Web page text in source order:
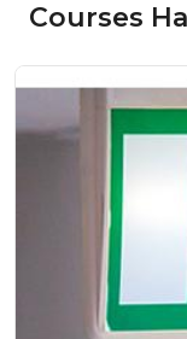
Courses